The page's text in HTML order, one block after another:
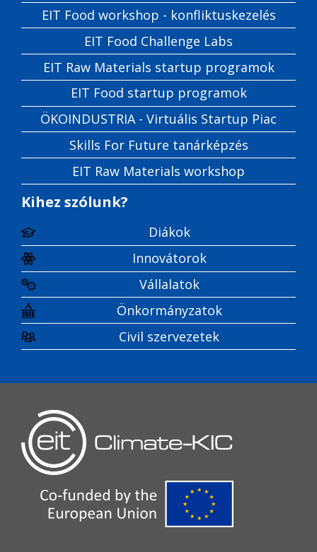
EIT Food workshop - konfliktuskezelés
EIT Food Challenge Labs
EIT Raw Materials startup programok
EIT Food startup programok
ÖKOINDUSTRIA - Virtuális Startup Piac
Skills For Future tanárképzés
EIT Raw Materials workshop
Kihez szólunk?
Diákok
Innovátorok
Vállalatok
Önkormányzatok
Civil szervezetek